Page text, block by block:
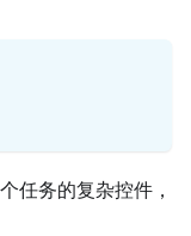
任务的复杂控件，